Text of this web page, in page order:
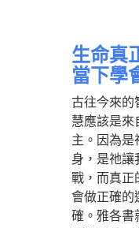
生命真
當下學
古往今來的
慧應該是
主。因為是
身，是祂
戰，而真正
會做正確的
確。雅各書